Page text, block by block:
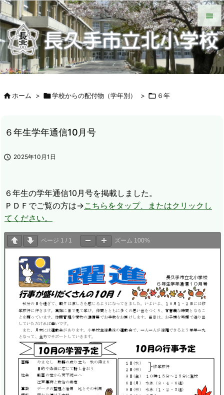


メニュ

サイド
HOME 北小について 今日の北小 緊急時の対応
各種説明会
ＰＴＡ手帳（Web版）
ＰＴＡの窓
いじめ防止基本方針
学校からの配付物（学年別）
タブレット端末wifi接続手段
ホーム > 学校からの配付物（学年別） >  ６年
６年生学年通信10月号
 2025年10月1日
６年生の学年通信10月号を掲載しました。
ＰＤＦでご覧の方は→こちらをタップ、またはクリックし
てください。
ページ 1 / 1 ズーム 100%